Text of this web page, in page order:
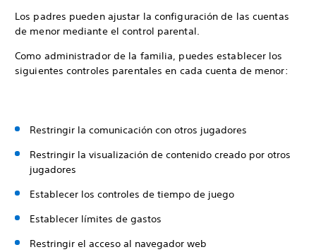
Los padres pueden ajustar la configuración de las cuentas
de menor mediante el control parental.
Como administrador de la familia, puedes establecer los
siguientes controles parentales en cada cuenta de menor:
Restringir la comunicación con otros jugadores
Restringir la visualización de contenido creado por otros
jugadores
Establecer los controles de tiempo de juego
Establecer límites de gastos
Restringir el acceso al navegador web